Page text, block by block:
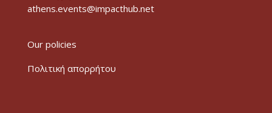
athens.events@impacthub.net
Our policies
Πολιτική απορρήτου